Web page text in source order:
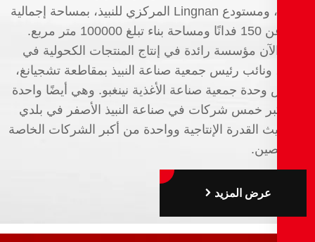
Base، ومستودع Lingnan المركزي للنبيذ، بمساحة إجمالية
تزيد عن 150 فدانًا ومساحة بناء تبلغ 100000 متر مربع.
مؤسسة رائدة في إنتاج المنتجات الكحولية في
ونائب رئيس جمعية صناعة النبيذ بمقاطعة تشجيانغ،
وحدة جمعية صناعة الأغذية نينغبو. وهي أيضًا واحدة
خمس شركات في صناعة النبيذ الأصفر في بلدي
القدرة الإنتاجية وواحدة من أكبر الشركات الخاصة
عرض المزيد